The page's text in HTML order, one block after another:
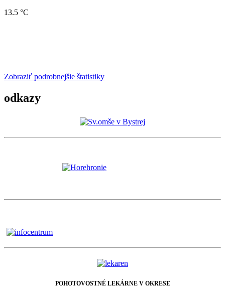
13.5 °C
Zobraziť podrobnejšie štatistiky
odkazy
POHOTOVOSTNÉ LEKÁRNE V OKRESE